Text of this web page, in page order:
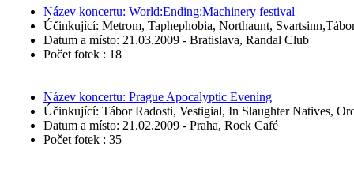
Název koncertu: World:Ending:Machinery festival
Účinkující: Metrom, Taphephobia, Northaunt,
Datum a místo: 21.03.2009 - Bratislava, Randal Club
Počet fotek : 18
Název koncertu: Prague Apocalyptic Evening
Účinkující: Tábor Radosti, Vestigial, In Slaughter Natives,
Datum a místo: 21.02.2009 - Praha, Rock Café
Počet fotek : 35